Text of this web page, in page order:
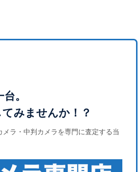
。
みませんか！？
ラ・中判カメラを専門に査定する当